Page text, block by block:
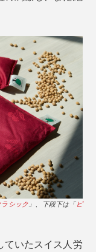
ラシック 」、下段下は「ピ
ていたスイス人労